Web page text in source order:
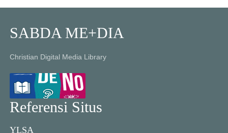
SABDA ME+DIA
Christian Digital Media Library
Referensi Situs
YLSA